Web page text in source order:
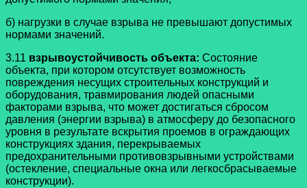
б) нагрузки в случае взрыва не превышают допустимых
нормами значений.
3.11 взрывоустойчивость объекта: Состояние
объекта, при котором отсутствует возможность
повреждения несущих строительных конструкций и
оборудования, травмирования людей опасными
факторами взрыва, что может достигаться сбросом
давления (энергии взрыва) в атмосферу до безопасного
уровня в результате вскрытия проемов в ограждающих
конструкциях здания, перекрываемых
предохранительными противовзрывными устройствами
(остекление, специальные окна или легкосбрасываемые
конструкции).